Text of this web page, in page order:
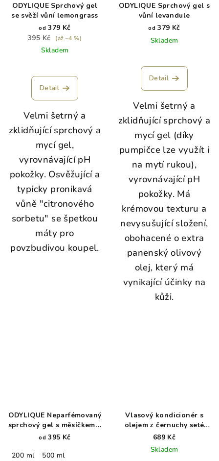
ODYLIQUE Sprchový gel
se svěží vůní lemongrass
od 379 Kč
395 Kč
(až –4 %)
Skladem
Detail
Velmi šetrný a
zklidňující sprchový a
mycí gel,
vyrovnávající pH
pokožky. Osvěžující a
typicky pronikavá
vůně "citronového
sorbetu" se špetkou
máty pro
povzbudivou koupel.
ODYLIQUE Sprchový gel s
vůní levandule
od 379 Kč
Skladem
Detail
Velmi šetrný a
zklidňující sprchový a
mycí gel (díky
pumpičce lze využít i
na mytí rukou),
vyrovnávající pH
pokožky. Má
krémovou texturu a
nevysušující složení,
obohacené o extra
panenský olivový
olej, který má
vynikající účinky na
kůži.
ODYLIQUE Neparfémovaný
sprchový gel s měsíčkem a
aloe vera
od 395 Kč
200 ml
500 ml
Vlasový kondicionér s
olejem z černuchy seté
pro normální až suché
689 Kč
Skladem